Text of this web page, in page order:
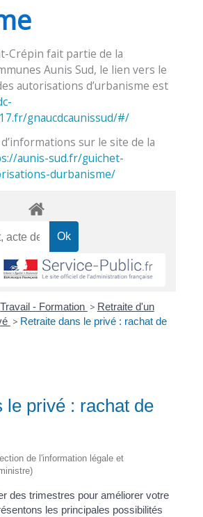
Crépin fait partie de la
Aunis Sud, le lien vers le
autorisations d’urbanisme est
gnaucdcaunissud/#/
sur le site de la
aunis-sud.fr/guichet-
durbanisme/
Travail - Formation > Retraite d'un
> Retraite dans le privé : rachat de
le privé : rachat de
de l'information légale et
des trimestres pour améliorer votre
les principales possibilités